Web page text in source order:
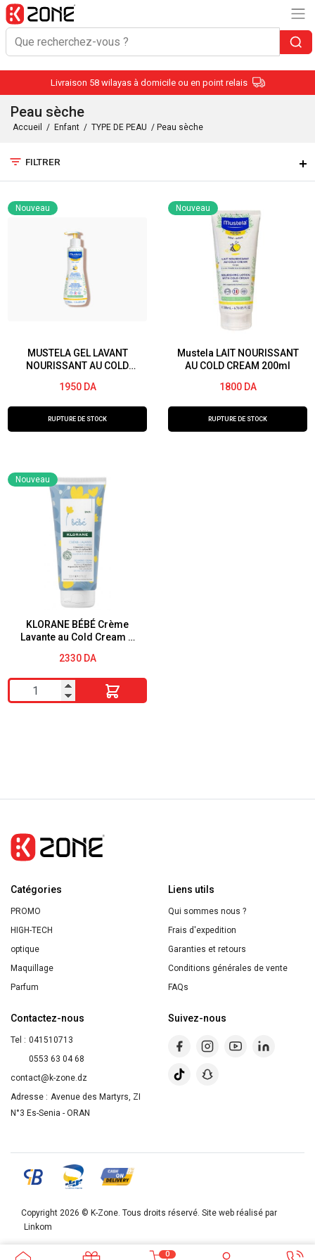
Livraison 58 wilayas à domicile ou en point relais
0
Peau sèche
Accueil / Enfant / TYPE DE PEAU / Peau sèche
filter_list FILTRER
MUSTELA GEL LAVANT
NOURISSANT AU COLD
PEAU SECHE 300ml
Nouveau
1950 DA
RUPTURE DE STOCK
Mustela LAIT NOURISSANT
AU COLD CREAM 200ml
Nouveau
1800 DA
RUPTURE DE STOCK
KLORANE BÉBÉ Crème
Lavante au Cold Cream –
Nouveau
2330 DA
quantité
de
au
Cream
-
Catégories
PROMO
HIGH-TECH
optique
Maquillage
Parfum
Liens utils
Qui sommes nous ?
Frais d'expedition
Garanties et retours
Conditions générales de vente
FAQs
Contactez-nous
Tel : 041510713
0553 63 04 68
contact@k-zone.dz
Adresse : Avenue des Martyrs, ZI
N°3 Es-Senia - ORAN
Suivez-nous
Copyright 2026 © K-Zone. Tous droits réservé. Site web réalisé par
Linkom